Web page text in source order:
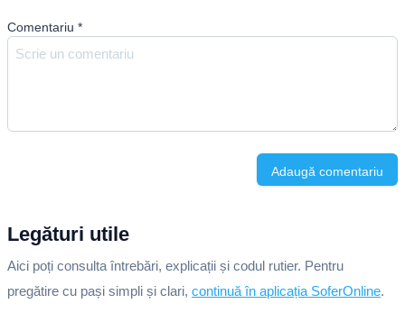
Comentariu *
Adaugă comentariu
Legături utile
Aici poți consulta întrebări, explicații și codul rutier. Pentru
pregătire cu pași simpli și clari, continuă în aplicația SoferOnline.